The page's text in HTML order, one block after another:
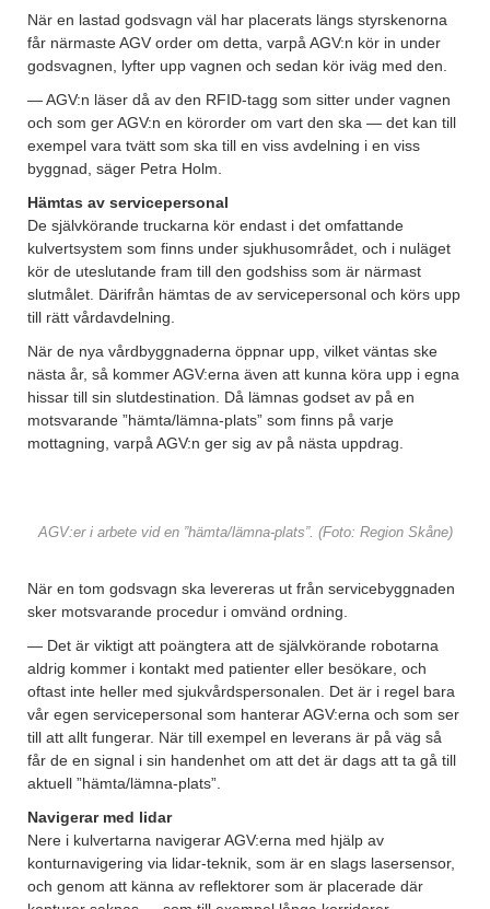
När en lastad godsvagn väl har placerats längs styrskenorna
får närmaste AGV order om detta, varpå AGV:n kör in under
godsvagnen, lyfter upp vagnen och sedan kör iväg med den.
— AGV:n läser då av den RFID-tagg som sitter under vagnen
och som ger AGV:n en körorder om vart den ska — det kan till
exempel vara tvätt som ska till en viss avdelning i en viss
byggnad, säger Petra Holm.
Hämtas av servicepersonal
De självkörande truckarna kör endast i det omfattande
kulvertsystem som finns under sjukhusområdet, och i nuläget
kör de uteslutande fram till den godshiss som är närmast
slutmålet. Därifrån hämtas de av servicepersonal och körs upp
till rätt vårdavdelning.
När de nya vårdbyggnaderna öppnar upp, vilket väntas ske
nästa år, så kommer AGV:erna även att kunna köra upp i egna
hissar till sin slutdestination. Då lämnas godset av på en
motsvarande ”hämta/lämna-plats” som finns på varje
mottagning, varpå AGV:n ger sig av på nästa uppdrag.
AGV:er i arbete vid en ”hämta/lämna-plats”. (Foto: Region Skåne)
När en tom godsvagn ska levereras ut från servicebyggnaden
sker motsvarande procedur i omvänd ordning.
— Det är viktigt att poängtera att de självkörande robotarna
aldrig kommer i kontakt med patienter eller besökare, och
oftast inte heller med sjukvårdspersonalen. Det är i regel bara
vår egen servicepersonal som hanterar AGV:erna och som ser
till att allt fungerar. När till exempel en leverans är på väg så
får de en signal i sin handenhet om att det är dags att ta gå till
aktuell ”hämta/lämna-plats”.
Navigerar med lidar
Nere i kulvertarna navigerar AGV:erna med hjälp av
konturnavigering via lidar-teknik, som är en slags lasersensor,
och genom att känna av reflektorer som är placerade där